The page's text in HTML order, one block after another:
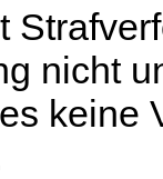
nicht
keine